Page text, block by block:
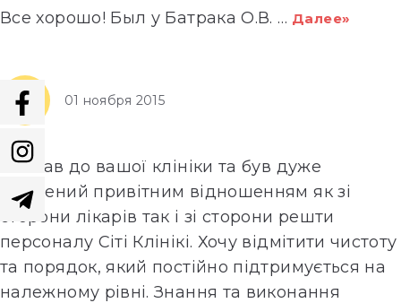
Все хорошо! Был у Батрака О.В. … Далее»
01 ноября 2015
Завітав до вашої клініки та був дуже
вражений привітним відношенням як зі
сторони лікарів так і зі сторони решти
персоналу Сіті Клінікі. Хочу відмітити чистоту
та порядок, який постійно підтримується на
належному рівні. Знання та виконання